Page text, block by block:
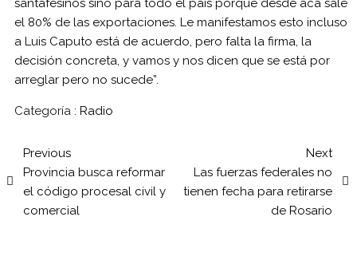
santafesinos sino para todo el país porque desde acá sale
el 80% de las exportaciones. Le manifestamos esto incluso
a Luis Caputo está de acuerdo, pero falta la firma, la
decisión concreta, y vamos y nos dicen que se está por
arreglar pero no sucede”.
Categoría : Radio
Previous
Provincia busca reformar
el código procesal civil y
comercial
Next
Las fuerzas federales no
tienen fecha para retirarse
de Rosario